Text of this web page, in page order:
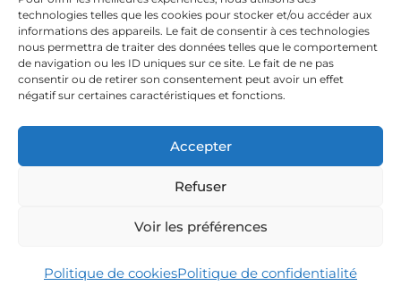
technologies telles que les cookies pour stocker et/ou accéder aux
informations des appareils. Le fait de consentir à ces technologies
nous permettra de traiter des données telles que le comportement
de navigation ou les ID uniques sur ce site. Le fait de ne pas
consentir ou de retirer son consentement peut avoir un effet
négatif sur certaines caractéristiques et fonctions.
Accepter
Refuser
Voir les préférences
Politique de cookiesPolitique de confidentialité